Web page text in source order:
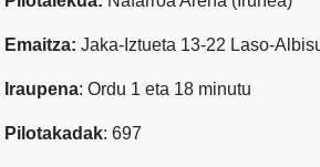
Emaitza: Jaka-Iztueta 13-22 Laso-
Iraupena: Ordu 1 eta 18 minutu
Pilotakadak: 697